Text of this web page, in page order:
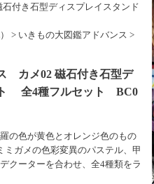
石付き石型ディスプレイスタンド
> いきもの大図鑑アドバンス >
カメ02 磁石付き石型デ
ト 全4種フルセット BC0
の色が黄色とオレンジ色のもの
ガメの色彩変異のパステル、甲
クーターを合わせ、全4種類をラ